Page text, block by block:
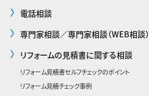
電話相談
専門家相談／専門家相談（WEB相談）
リフォームの見積書に関する相談
リフォーム見積書セルフチェックのポイント
リフォーム見積チェック事例